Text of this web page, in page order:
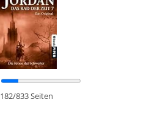
182/833 Seiten